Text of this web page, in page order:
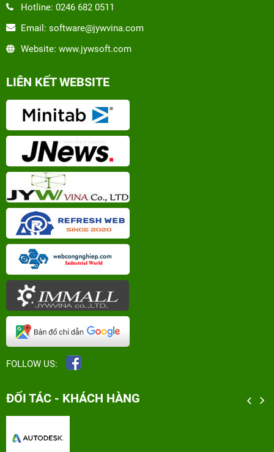
Hotline: 0246 682 0511
Email: software@jywvina.com
Website: www.jywsoft.com
LIÊN KẾT WEBSITE
FOLLOW US:
ĐỐI TÁC - KHÁCH HÀNG